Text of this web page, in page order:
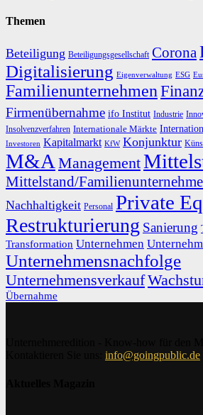
Themen
Beteiligung Beteiligungsgesellschaft Corona
Digitalisierung Eigenverwaltung ESG
Familienunternehmen
Firmenübernahme ifo Institut Industrie
Insolvenzverfahren Internationale Märkte
Investoren Kapitalmarkt KfW Konjunktur
M&A Management
Mittelstand/
Nachhaltigkeit Personal Private
Restrukturierung Sanierung
Transformation Unternehmen
Unternehmensnachfolge
Unternehmensverkauf
Übernahme
info@goingpublic.de